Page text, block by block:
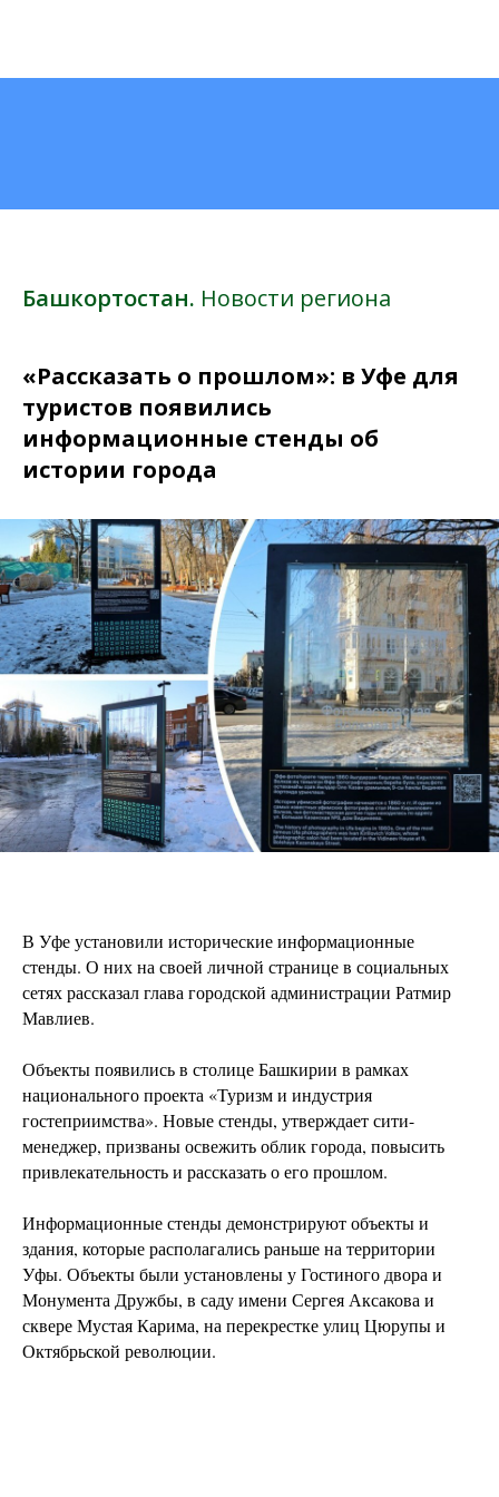
Башкортостан. Новости региона
«Рассказать о прошлом»: в Уфе для
туристов появились
информационные стенды об
истории города
В Уфе установили исторические информационные
стенды. О них на своей личной странице в социальных
сетях рассказал глава городской администрации Ратмир
Мавлиев.
Объекты появились в столице Башкирии в рамках
национального проекта «Туризм и индустрия
гостеприимства». Новые стенды, утверждает сити-
менеджер, призваны освежить облик города, повысить
привлекательность и рассказать о его прошлом.
Информационные стенды демонстрируют объекты и
здания, которые располагались раньше на территории
Уфы. Объекты были установлены у Гостиного двора и
Монумента Дружбы, в саду имени Сергея Аксакова и
сквере Мустая Карима, на перекрестке улиц Цюрупы и
Октябрьской революции.